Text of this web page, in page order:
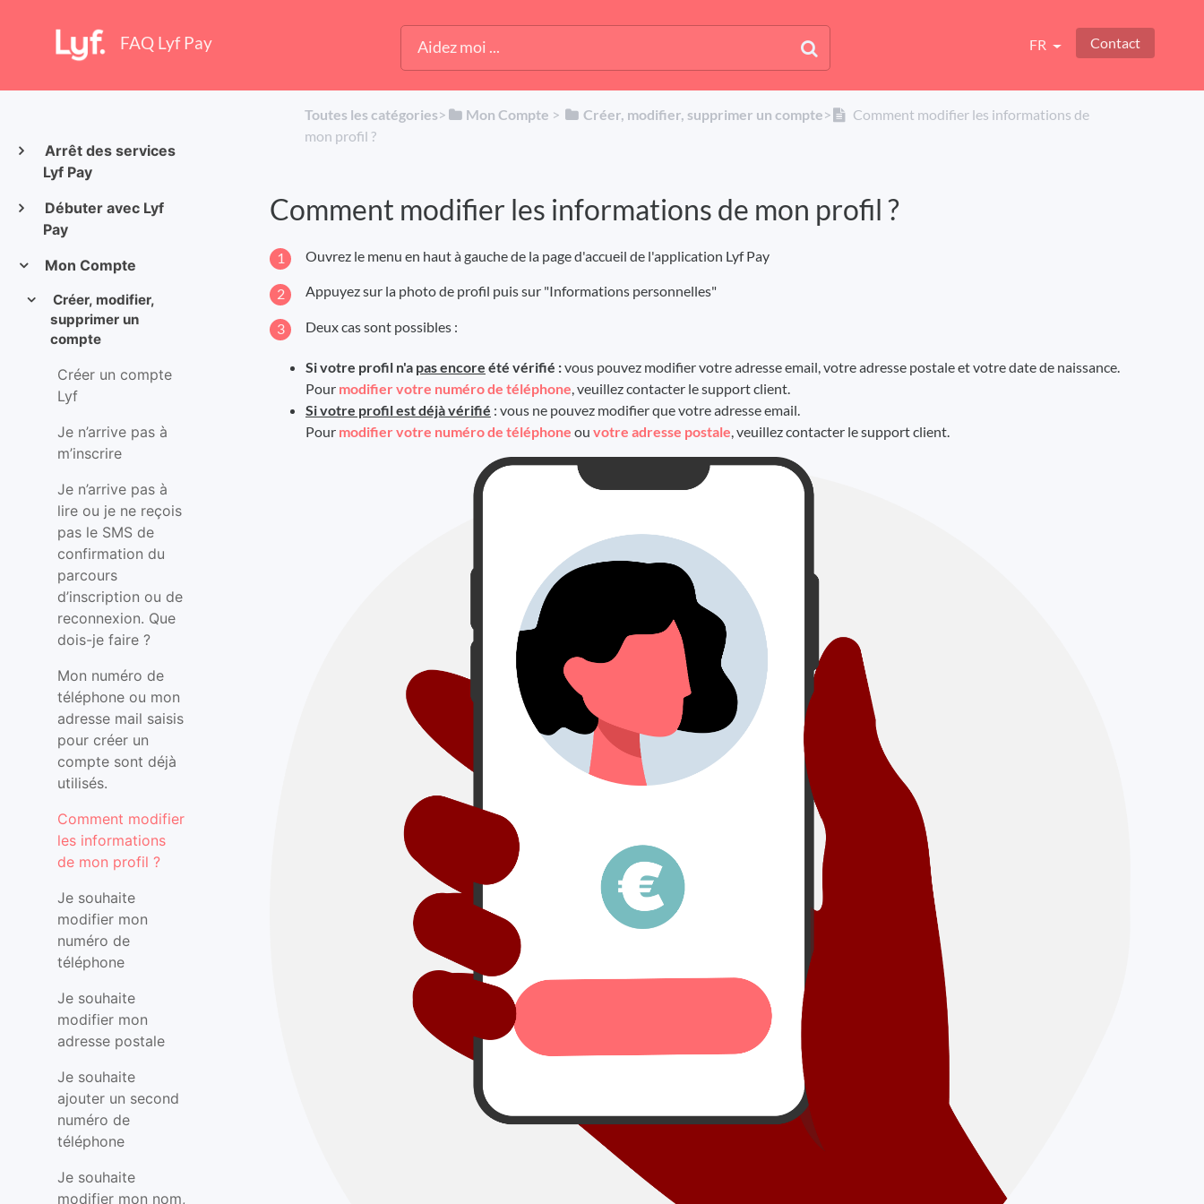
FAQ Lyf Pay FR Contact
Arrêt des services
Lyf Pay
Débuter avec Lyf
Pay
Mon Compte
Créer, modifier,
supprimer un
compte
Créer un compte
Lyf
Je n’arrive pas à
m’inscrire
Je n’arrive pas à
lire ou je ne reçois
pas le SMS de
confirmation du
parcours
d’inscription ou de
reconnexion. Que
dois-je faire ?
Mon numéro de
téléphone ou mon
adresse mail saisis
pour créer un
compte sont déjà
utilisés.
Comment modifier
les informations
de mon profil ?
Je souhaite
modifier mon
numéro de
téléphone
Je souhaite
modifier mon
adresse postale
Je souhaite
ajouter un second
numéro de
téléphone
Je souhaite
modifier mon nom,
Toutes les catégories​>​ ​Mon Compte ​ > ​ ​Créer, modifier, supprimer un compte​>​
Comment modifier les informations de
mon profil ?
Comment modifier les informations de mon profil ?
Ouvrez le menu en haut à gauche de la page d'accueil de l'application Lyf Pay
Appuyez sur la photo de profil puis sur "Informations personnelles"
Deux cas sont possibles :
Si votre profil n'a pas encore été vérifié :vous pouvez modifier votre adresse email, votre adresse postale et votre date de naissance.
Pour modifier votre numéro de téléphone , veuillez contacter le support client.
Si votre profil est déjà vérifié : vous ne pouvez modifier que votre adresse email.
Pour modifier votre numéro de téléphone ou votre adresse postale , veuillez contacter le support client.